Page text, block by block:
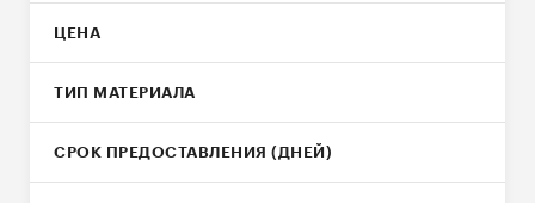
ЦЕНА
ТИП МАТЕРИАЛА
СРОК ПРЕДОСТАВЛЕНИЯ (ДНЕЙ)